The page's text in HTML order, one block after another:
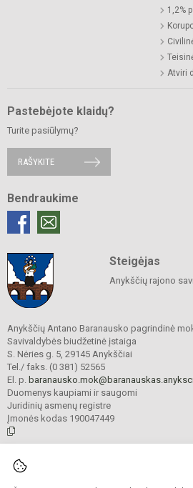
1,2%
Atviri
Pastebėjote klaidų?
Turite pasiūlymų?
RAŠYKITE
Bendraukime
Steigėjas
Anykščių rajono
Anykščių Antano Baranausko pagrindinė
Savivaldybės biudžetinė įstaiga
S. Nėries g. 5, 29145 Anykščiai
Tel./ faks. (0 381) 52565
El. p.
Duomenys kaupiami ir saugomi
Juridinių asmenų registre
Įmonės kodas 190047449